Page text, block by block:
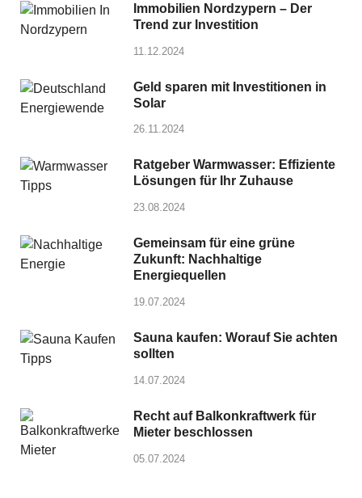
Immobilien Nordzypern – Der
Trend zur Investition
11.12.2024
Geld sparen mit Investitionen in
Solar
26.11.2024
Ratgeber Warmwasser: Effiziente
Lösungen für Ihr Zuhause
23.08.2024
Gemeinsam für eine grüne
Zukunft: Nachhaltige
Energiequellen
19.07.2024
Sauna kaufen: Worauf Sie achten
sollten
14.07.2024
Recht auf Balkonkraftwerk für
Mieter beschlossen
05.07.2024